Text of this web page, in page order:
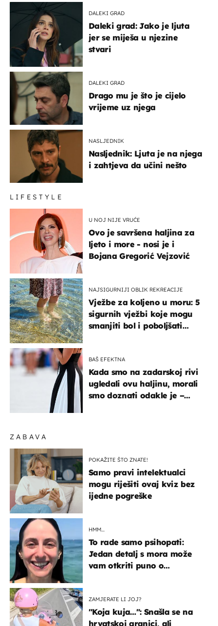
ZABAVA
POKAŽITE ŠTO ZNATE!
Samo pravi intelektualci
mogu riješiti ovaj kviz bez
ijedne pogreške
HMM…
To rade samo psihopati:
Jedan detalj s mora može
vam otkriti puno o
ZAMJERATE LI JOJ?
"Koja kuja…": Snašla se na
hrvatskoj granici, ali
DALEKI GRAD
Daleki grad: Jako je ljuta
jer se miješa u njezine
stvari
DALEKI GRAD
Drago mu je što je cijelo
vrijeme uz njega
NASLJEDNIK
Nasljednik: Ljuta je na njega
i zahtjeva da učini nešto
LIFESTYLE
U NOJ NIJE VRUĆE
Ovo je savršena haljina za
ljeto i more - nosi je i
Bojana Gregorić Vejzović
NAJSIGURNIJI OBLIK REKREACIJE
Vježbe za koljeno u moru: 5
sigurnih vježbi koje mogu
smanjiti bol i poboljšati
BAŠ EFEKTNA
Kada smo na zadarskoj rivi
ugledali ovu haljinu, morali
smo doznati odakle je –